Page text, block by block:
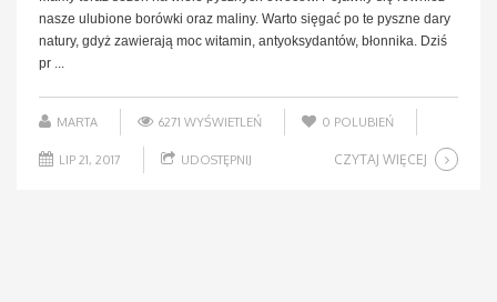
nasze ulubione borówki oraz maliny. Warto sięgać po te pyszne dary
natury, gdyż zawierają moc witamin, antyoksydantów, błonnika. Dziś
pr ...
MARTA 6271 WYŚWIETLEŃ 0 POLUBIEŃ
LIP 21, 2017 UDOSTĘPNIJ CZYTAJ WIĘCEJ